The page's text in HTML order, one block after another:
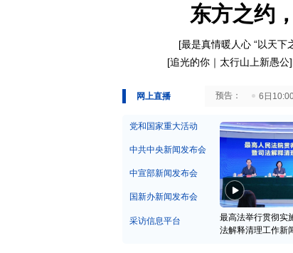
东方之约
[最是真情暖人心 “以天下
[追光的你｜太行山上新愚公
网上直播
29日10:00 国务院台湾事务办公室7月29日举行新闻发布会 6日
党和国家重大活动
中共中央新闻发布会
中宣部新闻发布会
国新办新闻发布会
采访信息平台
最高法举行贯彻实
法解释清理工作新